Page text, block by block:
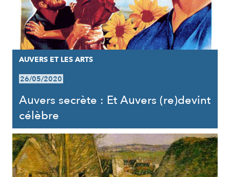
AUVERS ET LES ARTS
26/05/2020
Auvers secrète : Et Auvers (re)devint
célèbre